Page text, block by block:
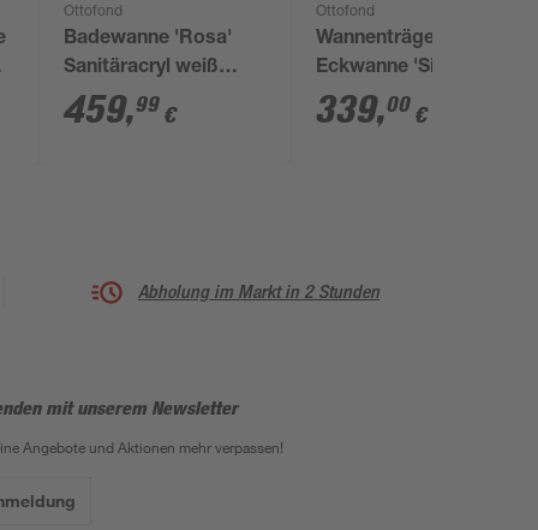
Ottofond
Badewanne 'Rosa'
Sanitäracryl weiß
1900 x 900 mm
459,99 €
Ottofond
Wannenträger zu
Eckwanne 'Siam'
339,00 €
Abholung im Markt in 2 Stunden
mit unserem Newsletter
Angebote und Aktionen mehr verpassen!